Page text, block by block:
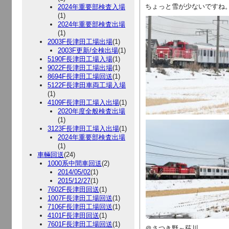
2024年重要部検査入場
(1)
2024年重要部検査出場
(1)
2003F長津田工場出場(1)
2003F更新/全検出場(1)
5190F長津田工場入場(1)
9022F長津田工場出場(1)
8694F長津田工場回送(1)
5122F長津田車両工場入場
(1)
4109F長津田工場入出場(1)
2020年度全般検査出場
(1)
3123F長津田工場入出場(1)
2024年重要部検査出場
(1)
車輛回送(24)
1000系中間車回送(2)
2014/05/02(1)
2015/12/27(1)
7602F長津田回送(1)
1007F長津田工場回送(1)
7106F長津田工場回送(1)
4101F長津田回送(1)
7601F長津田工場回送(1)
ちょっと雪が少ないですね